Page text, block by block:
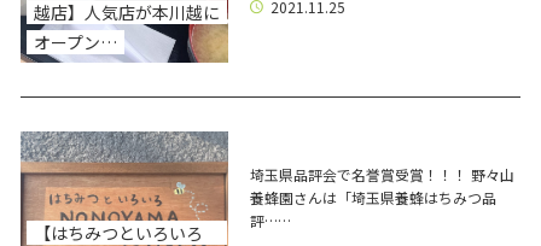
越店】人気店が本川越に
オープン…
2021.11.25
【はちみつといろいろ
埼玉県品評会で名誉賞受賞！！！ 野々山
養蜂園さんは「埼玉県養蜂はちみつ品
評……